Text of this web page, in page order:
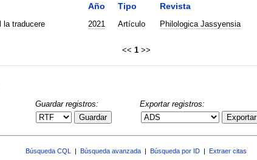
Año Tipo Revista
la traducere 2021 Artículo Philologica Jassyensia
<< 1 >>
Guardar registros:
Guardar
Exportar registros:
Exportar
Búsqueda CQL Búsqueda avanzada Búsqueda por ID Extraer citas